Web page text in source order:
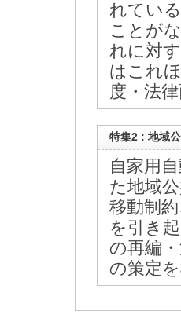
れてい
ことが
れに対
はこれ
度・法
特集2 : 地域
自家用
た地域
移動制
を引き
の再編
の策定